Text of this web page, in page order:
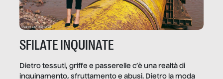
SFILATE INQUINATE
Dietro tessuti, griffe e passerelle c’è una realtà di
inquinamento, sfruttamento e abusi. Dietro la moda